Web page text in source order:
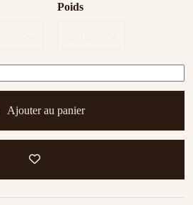
Poids
Ajouter au panier